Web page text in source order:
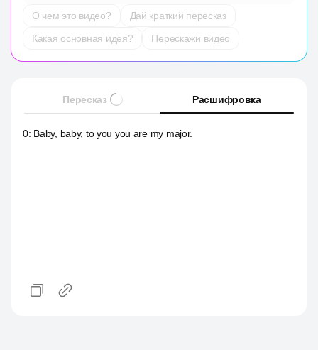
О чем это видео?
Дай краткий пересказ
Какая основная идея?
Перескажи видео
Пересказ Расшифровка
0: Baby, baby, to you you are my major.